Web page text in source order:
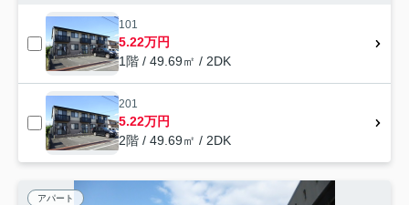
101
5.22万円
1階 / 49.69㎡ / 2DK
201
5.22万円
2階 / 49.69㎡ / 2DK
アパート